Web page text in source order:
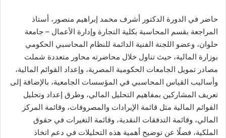
حاضر في الدورة الدكتور أشرف محمد إبراهيم منصور، أستاذ
المراجعة بقسم المحاسبة بكلية التجارة وإدارة الأعمال – جامعة
حلوان، وعضو اللجنة الفنية الدائمة للنظام المحاسبي الحكومي
بوزارة المالية، حيث تناول خلال محاضرته محاور متعددة شملت
مصادر تمويل الجامعات الحكومية المصرية، وإعداد القوائم المالية،
وأساليب القياس المحاسبي في المؤسسات الجامعية، بالإضافة إلى
تعريف المشاركين بمفاهيم التحليل المالي، وطرق إعداد وتحليل
القوائم المالية مثل قائمة الإيرادات والمصروفات، وقائمة المركز
المالي، وقائمة التدفقات النقدية، وقائمة التغيرات في حقوق
الملكية، فضلًا عن توضيح أهمية هذه التحليلات في دعم اتخاذ